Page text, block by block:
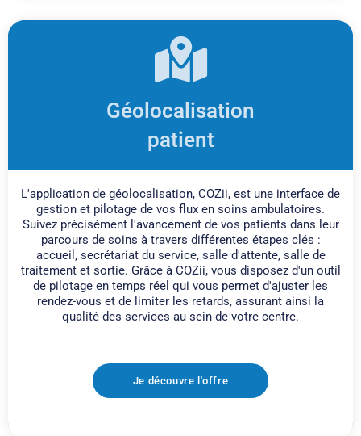
Géolocalisation
patient
L'application de géolocalisation, COZii, est une interface de
gestion et pilotage de vos flux en soins ambulatoires.
Suivez précisément l'avancement de vos patients dans leur
parcours de soins à travers différentes étapes clés :
accueil, secrétariat du service, salle d'attente, salle de
traitement et sortie. Grâce à COZii, vous disposez d'un outil
de pilotage en temps réel qui vous permet d'ajuster les
rendez-vous et de limiter les retards, assurant ainsi la
qualité des services au sein de votre centre.
Je découvre l'offre